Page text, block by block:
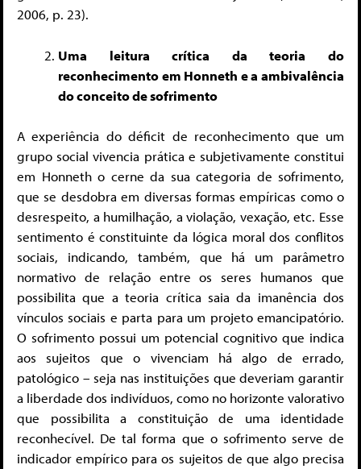
2006, p. 23).
Uma leitura crítica da teoria do
reconhecimento em Honneth e a ambivalência
do conceito de sofrimento
A experiência do déficit de reconhecimento que um
grupo social vivencia prática e subjetivamente constitui
em Honneth o cerne da sua categoria de sofrimento,
que se desdobra em diversas formas empíricas como o
desrespeito, a humilhação, a violação, vexação, etc. Esse
sentimento é constituinte da lógica moral dos conflitos
sociais, indicando, também, que há um parâmetro
normativo de relação entre os seres humanos que
possibilita que a teoria crítica saia da imanência dos
vínculos sociais e parta para um projeto emancipatório.
O sofrimento possui um potencial cognitivo que indica
aos sujeitos que o vivenciam há algo de errado,
patológico – seja nas instituições que deveriam garantir
a liberdade dos indivíduos, como no horizonte valorativo
que possibilita a constituição de uma identidade
reconhecível. De tal forma que o sofrimento serve de
indicador empírico para os sujeitos de que algo precisa